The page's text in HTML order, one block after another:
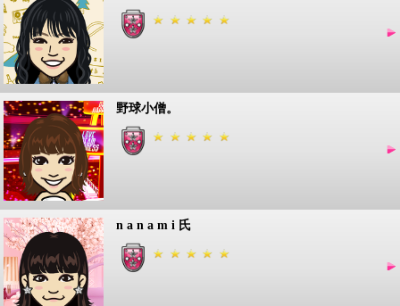
野球小僧。
n a n a m i 氏